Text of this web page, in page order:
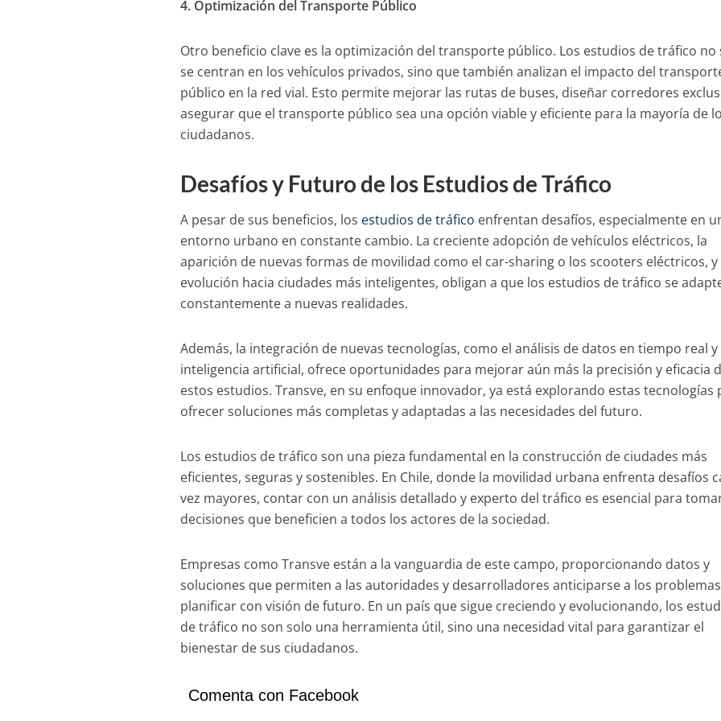
4. Optimización del Transporte Público
Otro beneficio clave es la optimización del transporte público. Los estudios de tráfico no
se centran en los vehículos privados, sino que también analizan el impacto del
público en la red vial. Esto permite mejorar las rutas de buses, diseñar corredores
asegurar que el transporte público sea una opción viable y eficiente para la mayoría de
ciudadanos.
Desafíos y Futuro de los Estudios de Tráfico
A pesar de sus beneficios, los estudios de tráfico enfrentan desafíos, especialmente en
entorno urbano en constante cambio. La creciente adopción de vehículos eléctricos, la
aparición de nuevas formas de movilidad como el car-sharing o los scooters eléctricos, y
evolución hacia ciudades más inteligentes, obligan a que los estudios de tráfico se
constantemente a nuevas realidades.
Además, la integración de nuevas tecnologías, como el análisis de datos en tiempo real y
inteligencia artificial, ofrece oportunidades para mejorar aún más la precisión y eficacia
estos estudios. Transve, en su enfoque innovador, ya está explorando estas tecnologías
ofrecer soluciones más completas y adaptadas a las necesidades del futuro.
Los estudios de tráfico son una pieza fundamental en la construcción de ciudades más
eficientes, seguras y sostenibles. En Chile, donde la movilidad urbana enfrenta desafíos
vez mayores, contar con un análisis detallado y experto del tráfico es esencial para
decisiones que beneficien a todos los actores de la sociedad.
Empresas como Transve están a la vanguardia de este campo, proporcionando datos y
soluciones que permiten a las autoridades y desarrolladores anticiparse a los
planificar con visión de futuro. En un país que sigue creciendo y evolucionando, los
de tráfico no son solo una herramienta útil, sino una necesidad vital para garantizar el
bienestar de sus ciudadanos.
Comenta con Facebook